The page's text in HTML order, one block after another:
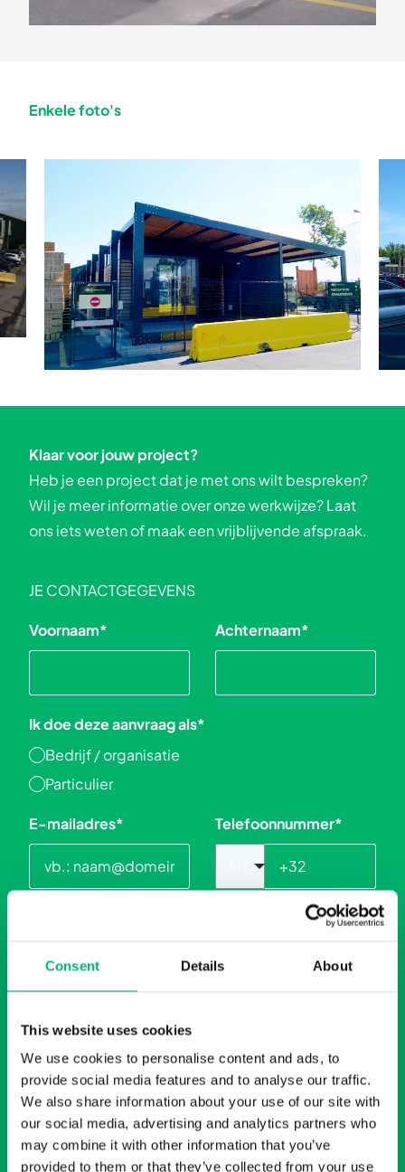
Consent Details About
This website uses cookies
We use cookies to personalise content and ads, to
provide social media features and to analyse our traffic.
We also share information about your use of our site with
our social media, advertising and analytics partners who
may combine it with other information that you’ve
provided to them or that they’ve collected from your use
Enkele foto's
Klaar voor jouw project?
Heb je een project dat je met ons wilt bespreken?
Wil je meer informatie over onze werkwijze? Laat
ons iets weten of maak een vrijblijvende afspraak.
JE CONTACTGEGEVENS
Voornaam* Achternaam*
Ik doe deze aanvraag als*
Bedrijf / organisatie
Particulier
E-mailadres* Telefoonnummer*
OVER JE PROJECT
Wie doet de aanvraag?
*
Lastenboek
beschikbaar?*